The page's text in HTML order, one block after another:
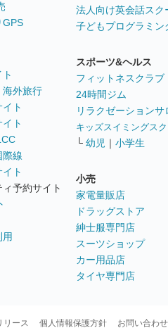
GPS
海外旅行
ト
ト
際線
ト
予約サイト
用
法人向け英会話スク
子どもプログラミン
スポーツ&ヘルス
フィットネスクラブ
24時間ジム
リラクゼーションサ
キッズスイミングス
└ 幼児 ｜ 小学生
小売
家電量販店
ドラッグストア
紳士服専門店
スーツショップ
カー用品店
タイヤ専門店
リース 個人情報保護方針 お問い合わせ